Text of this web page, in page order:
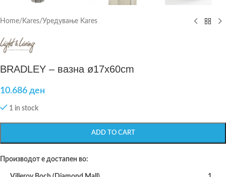
Home/ Kares/Уредување Kares
BRADLEY – вазна ø17x60cm
10.686 ден
1 in stock
ADD TO CART
Производот е достапен во: